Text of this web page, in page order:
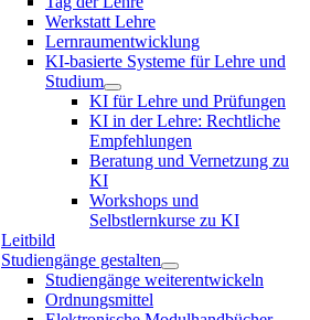
Werkstatt Lehre
Lernraumentwicklung
KI-basierte Systeme für Lehre und
Studium
KI für Lehre und Prüfungen
KI in der Lehre: Rechtliche
Empfehlungen
Beratung und Vernetzung zu
KI
Workshops und
Selbstlernkurse zu KI
Leitbild
Studiengänge gestalten
Studiengänge weiterentwickeln
Ordnungsmittel